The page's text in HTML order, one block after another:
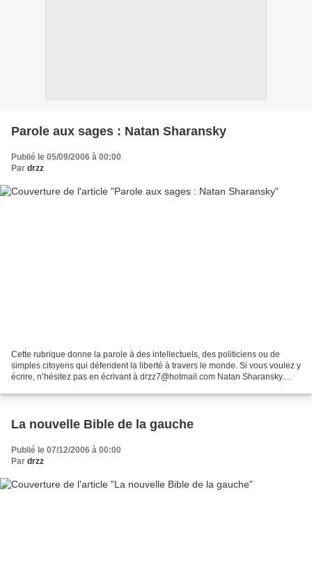
Parole aux sages : Natan Sharansky
Publié le 05/09/2006 à 00:00
Par drzz
Cette rubrique donne la parole à des intellectuels, des politiciens ou de
simples citoyens qui défendent la liberté à travers le monde. Si vous voulez y
écrire, n’hésitez pas en écrivant à drzz7@hotmail.com Natan Sharansky.
La nouvelle Bible de la gauche
Publié le 07/12/2006 à 00:00
Par drzz